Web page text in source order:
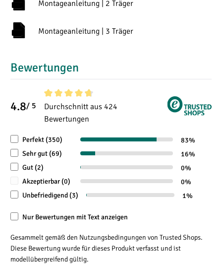
Ihres Peugeot Partner installiert. Der modellspezifisch
zusammengestellte Montage-Satz ermöglicht es Ihnen um
den Dachträger auf den vom Fabrikanten vorgesehenen
Dachlast (kg)
Montageanleitung | 2 Träger
Montageanleitung | 3 Träger
Bewertungen
4.8/ 5 Durchschnittliche Bewertung von 4.8 von 5 Sternen
Durchschnitt aus 424
Bewertungen
Perfekt (350)
83%
Sehr gut (69)
16%
Gut (2)
0%
Akzeptierbar (0)
0%
Unbefriedigend (3)
1%
Nur Bewertungen mit Text anzeigen
Gesammelt gemäß den Nutzungsbedingungen von Trusted Shops.
Diese Bewertung wurde für dieses Produkt verfasst und ist
modellübergreifend gültig.